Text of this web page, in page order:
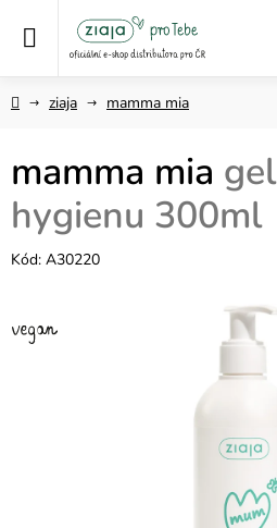
Domůziaja mamma mia
mamma mia
hygienu 300ml
Kód: A30220